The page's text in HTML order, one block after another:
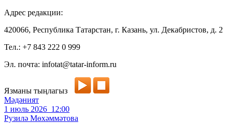
Адрес редакции:
420066, Республика Татарстан, г. Казань, ул. Декабристов, д. 2
Тел.: +7 843 222 0 999
Эл. почта: infotat@tatar-inform.ru
Язманы тыңлагыз
Мәдәният
1 июль 2026 12:00
Рузилә Мөхәммәтова